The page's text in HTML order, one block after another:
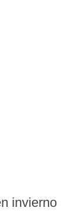
invierno